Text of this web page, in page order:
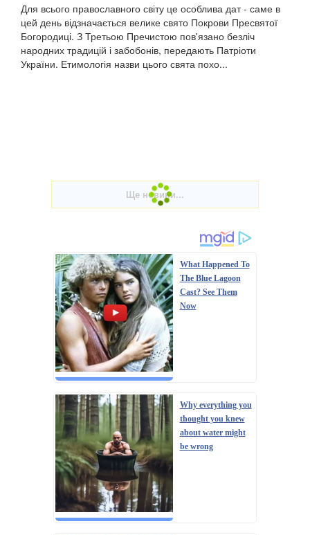
Для всього православного світу це особлива дат - саме в
цей день відзначається велике свято Покрови Пресвятої
Богородиці. З Третьою Пречистою пов'язано безліч
народних традицій і забобонів, передають Патріоти
України. Етимологія назви цього свята похо...
What Happened To
The Blue Lagoon
Cast? See Them
Now
Why everything you
thought you knew
about water might
be wrong